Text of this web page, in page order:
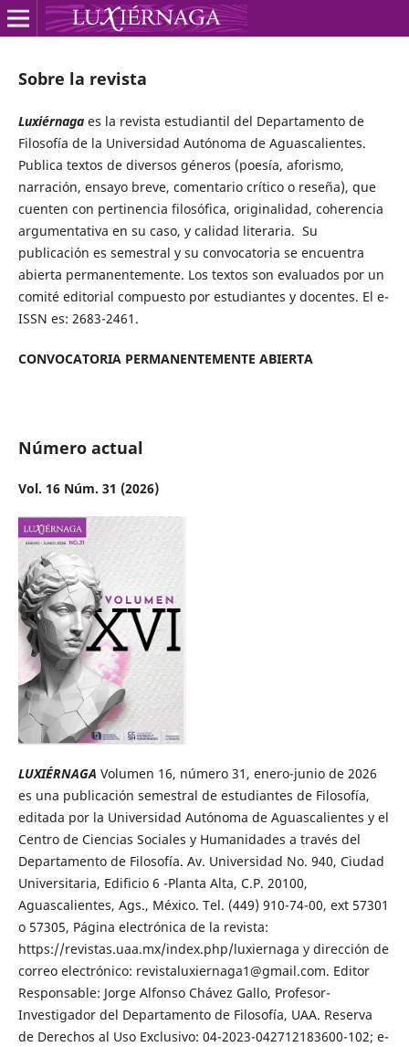
Sobre la revista
Luxiérnagaes la revista estudiantil del Departamento de
Filosofía de la Universidad Autónoma de Aguascalientes.
Publica textos de diversos géneros (poesía, aforismo,
narración, ensayo breve, comentario crítico o reseña), que
cuenten con pertinencia filosófica, originalidad, coherencia
argumentativa en su caso, y calidad literaria. Su
publicación es semestral y su convocatoria se encuentra
abierta permanentemente. Los textos son evaluados por un
comité editorial compuesto por estudiantes y docentes. El e-
ISSN es: 2683-2461.
CONVOCATORIA PERMANENTEMENTE ABIERTA
Número actual
Vol. 16 Núm. 31 (2026)
LUXIÉRNAGA Volumen 16, número 31, enero-junio de 2026
es una publicación semestral de estudiantes de Filosofía,
editada por la Universidad Autónoma de Aguascalientes y el
Centro de Ciencias Sociales y Humanidades a través del
Departamento de Filosofía. Av. Universidad No. 940, Ciudad
Universitaria, Edificio 6 -Planta Alta, C.P. 20100,
Aguascalientes, Ags., México. Tel. (449) 910-74-00, ext 57301
o 57305, Página electrónica de la revista:
https://revistas.uaa.mx/index.php/luxiernaga y dirección de
correo electrónico: revistaluxiernaga1@gmail.com. Editor
Responsable: Jorge Alfonso Chávez Gallo, Profesor-
Investigador del Departamento de Filosofía, UAA. Reserva
de Derechos al Uso Exclusivo: 04-2023-042712183600-102; e-